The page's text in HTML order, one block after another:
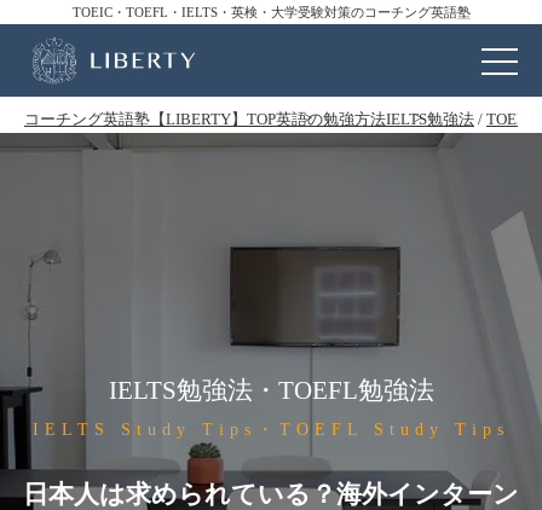
TOEIC・TOEFL・IELTS・英検・大学受験対策のコーチング英語塾
コーチング英語塾【LIBERTY】TOP英語の勉強方法IELTS勉強法 / TOEFL
IELTS勉強法・TOEFL勉強法
IELTS Study Tips・TOEFL Study Tips
日本人は求められている？海外インターン